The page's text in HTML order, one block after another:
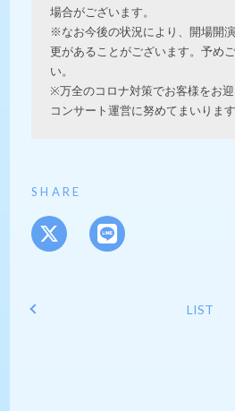
場合がございます。
※なお今後の状況により、開場開
更があることがございます。予め
い。
※万全のコロナ対策でお客様をお
コンサート運営に努めてまいります
SHARE
LIST